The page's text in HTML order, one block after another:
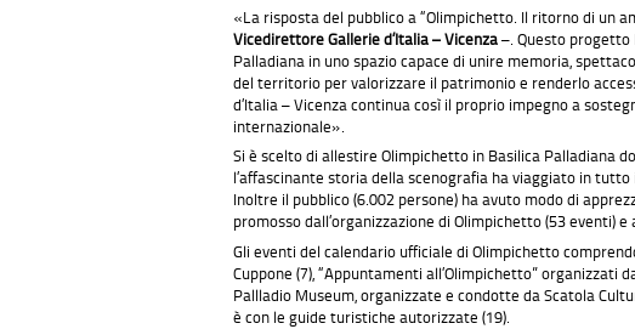
«La risposta del pubblico a “Olimpichetto. Il ritorno di un
Vicedirettore Gallerie d’Italia – Vicenza–. Questo
Palladiana in uno spazio capace di unire memoria,
del territorio per valorizzare il patrimonio e renderlo
d’Italia – Vicenza continua così il proprio impegno a
internazionale».
Si è scelto di allestire Olimpichetto in Basilica Palladiana
l’affascinante storia della scenografia ha viaggiato in tutto
Inoltre il pubblico (6.002 persone) ha avuto modo di
promosso dall’organizzazione di Olimpichetto (53 eventi)
Gli eventi del calendario ufficiale di Olimpichetto
Cuppone (7), “Appuntamenti all’Olimpichetto”
Pallladio Museum, organizzate e condotte da Scatola
è con le guide turistiche autorizzate (19).